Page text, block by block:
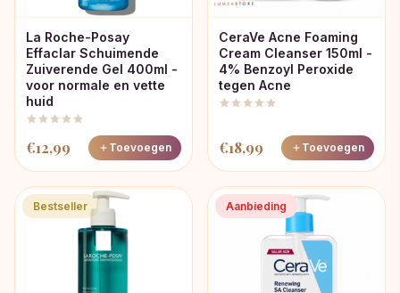
La Roche-Posay
Effaclar Schuimende
Zuiverende Gel 400ml -
voor normale en vette
huid
€12,99 Toevoegen
CeraVe Acne Foaming
Cream Cleanser 150ml -
4% Benzoyl Peroxide
tegen Acne
€18,99 Toevoegen
Bestseller Aanbieding